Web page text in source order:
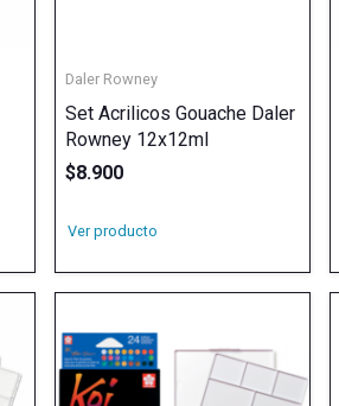
Daler Rowney
Set Acrilicos Gouache Daler
Rowney 12x12ml
$8.900
Ver producto